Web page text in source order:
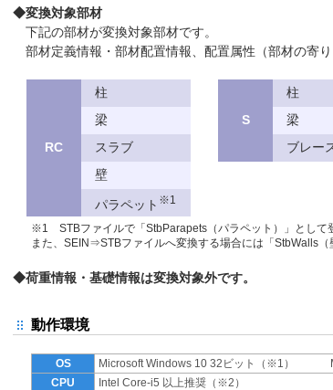
◆変換対象部材
下記の部材が変換対象部材です。
部材定義情報・部材配置情報、配置属性（部材の寄り
RC
柱
梁
スラブ
壁
パラペット ※1
S
柱
梁
ブレー
※1 STBファイルで「StbParapets（パラペット）」として
また、SEIN⇒STBファイルへ変換する場合には「StbWalls（
◆荷重情報・基礎情報は変換対象外です。
動作環境
OS
Microsoft Windows 10 32ビット（※1）
CPU
Intel Core-i5 以上推奨（※2）